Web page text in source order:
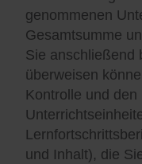
genommenen
Gesamtsumme
Sie anschließend
überweisen
Kontrolle und
und Inhalt), die